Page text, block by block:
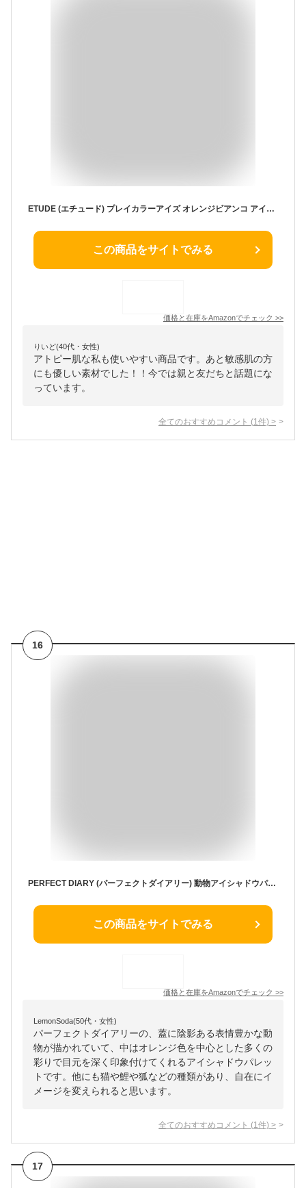
ETUDE (エチュード) プレイカラーアイズ オレンジビアンコ アイシャドウ 0.7グラム (x 10)
この商品をサイトでみる
価格と在庫をAmazonでチェック >>
りいど(40代・女性)
アトピー肌な私も使いやすい商品です。あと敏感肌の方
にも優しい素材でした！！今では親と友だちと話題にな
っています。
全てのおすすめコメント (1 件) >
16
PERFECT DIARY (パーフェクトダイアリー) 動物アイシャドウパレット 12色 ブラシ付き 虎
この商品をサイトでみる
価格と在庫をAmazonでチェック >>
LemonSoda(50代・女性)
パーフェクトダイアリーの、蓋に陰影ある表情豊かな動
物が描かれていて、中はオレンジ色を中心とした多くの
彩りで目元を深く印象付けてくれるアイシャドウパレッ
トです。他にも猫や鯉や狐などの種類があり、自在にイ
メージを変えられると思います。
全てのおすすめコメント (1 件) >
17